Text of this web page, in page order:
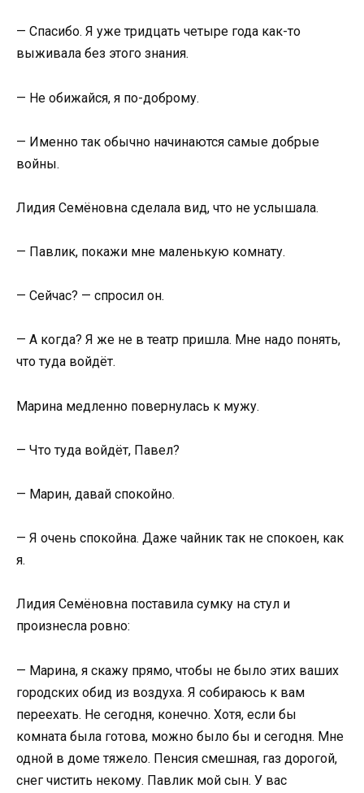
— Спасибо. Я уже тридцать четыре года как-то
выживала без этого знания.
— Не обижайся, я по-доброму.
— Именно так обычно начинаются самые добрые
войны.
Лидия Семёновна сделала вид, что не услышала.
— Павлик, покажи мне маленькую комнату.
— Сейчас? — спросил он.
— А когда? Я же не в театр пришла. Мне надо понять,
что туда войдёт.
Марина медленно повернулась к мужу.
— Что туда войдёт, Павел?
— Марин, давай спокойно.
— Я очень спокойна. Даже чайник так не спокоен, как
я.
Лидия Семёновна поставила сумку на стул и
произнесла ровно:
— Марина, я скажу прямо, чтобы не было этих ваших
городских обид из воздуха. Я собираюсь к вам
переехать. Не сегодня, конечно. Хотя, если бы
комната была готова, можно было бы и сегодня. Мне
одной в доме тяжело. Пенсия смешная, газ дорогой,
снег чистить некому. Павлик мой сын. У вас